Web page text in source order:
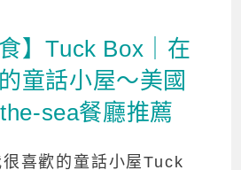
】Tuck Box｜在
童話小屋～美國
sea餐廳推薦
喜歡的童話小屋Tuck